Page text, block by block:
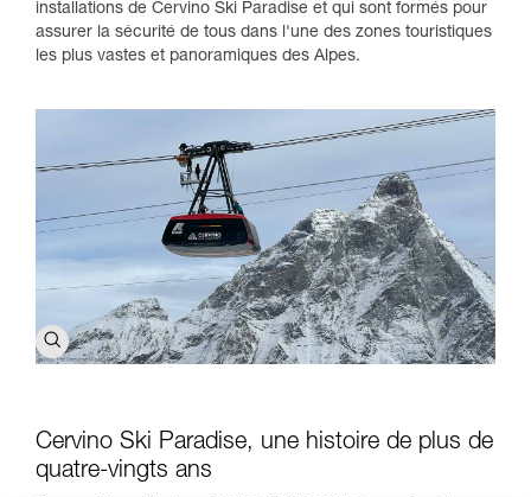
installations de Cervino Ski Paradise et qui sont formés pour
assurer la sécurité de tous dans l'une des zones touristiques
les plus vastes et panoramiques des Alpes.
Cervino Ski Paradise, une histoire de plus de
quatre-vingts ans